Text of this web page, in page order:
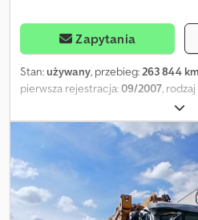
Zapytania
Stan:używany, przebieg:263 844 km
pierwsza rejestracja:09/2007,
, konfiguracja osi:
przekładni:półautomatyczny,
, Wyposażenie: ABS,
pojazdu: VTC30034 Dostępny od
Kaufungen Więcej informacji pod: *
(niemiecki, angielski, bułgarski,
(polski, rosyjski, ukraiński, angielski)